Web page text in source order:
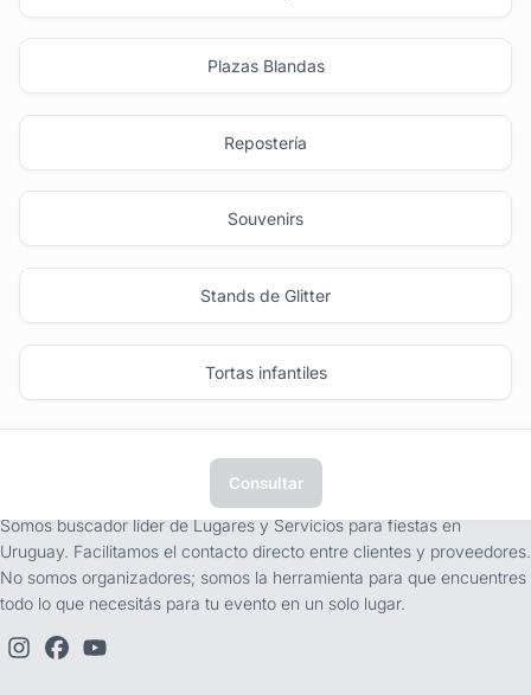
Plazas Blandas
Repostería
Souvenirs
Stands de Glitter
Tortas infantiles
Consultar
Somos buscador líder de Lugares y Servicios para fiestas en
Uruguay. Facilitamos el contacto directo entre clientes y proveedores.
No somos organizadores; somos la herramienta para que encuentres
todo lo que necesitás para tu evento en un solo lugar.